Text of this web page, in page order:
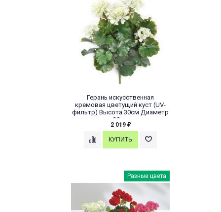
Герань искусственная
кремовая цветущий куст (UV-
фильтр) Высота 30см Диаметр
30см
2 019 ₽
Разные цвета